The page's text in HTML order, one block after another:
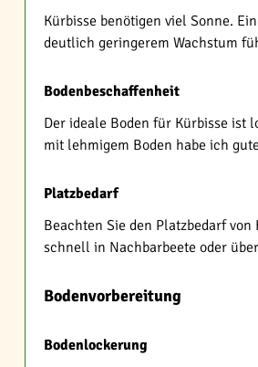
Kürbisse benötigen viel Sonne.
deutlich geringerem Wachstum
Bodenbeschaffenheit
Der ideale Boden für Kürbisse ist
mit lehmigem Boden habe ich
Platzbedarf
Beachten Sie den Platzbedarf
schnell in Nachbarbeete oder
Bodenvorbereitung
Bodenlockerung